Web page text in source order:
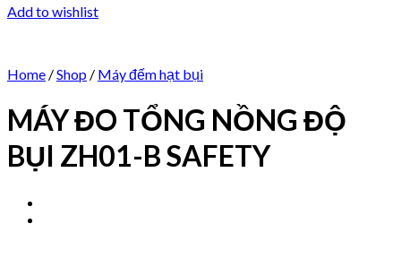
Add to wishlist
Home /Shop / Máy đếm hạt bụi
MÁY ĐO TỔNG NỒNG ĐỘ
BỤI ZH01-B SAFETY